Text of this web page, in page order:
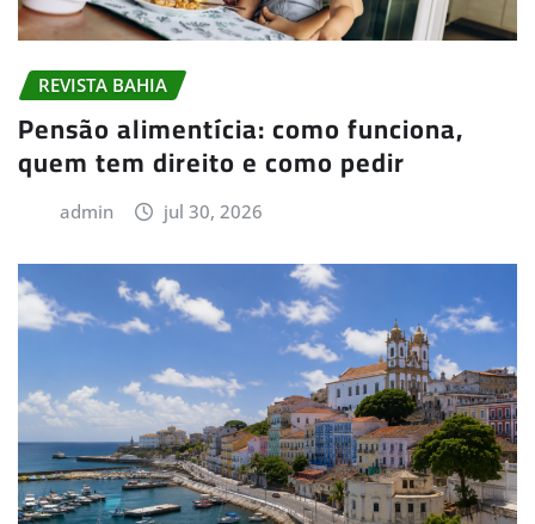
REVISTA BAHIA
Pensão alimentícia: como funciona,
quem tem direito e como pedir
admin jul 30, 2026